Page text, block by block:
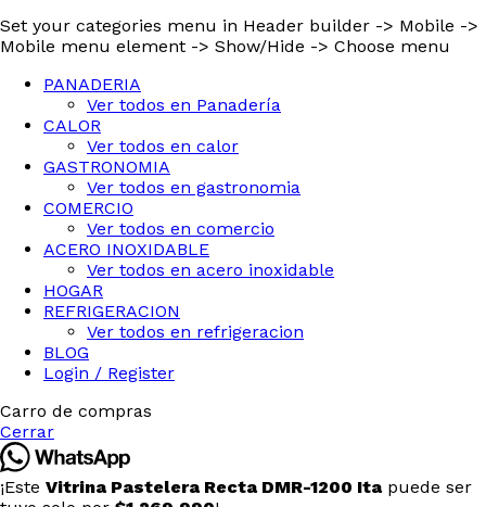
Set your categories menu in Header builder -> Mobile ->
Mobile menu element -> Show/Hide -> Choose menu
PANADERIA
Ver todos en Panadería
CALOR
Ver todos en calor
GASTRONOMIA
Ver todos en gastronomia
COMERCIO
Ver todos en comercio
ACERO INOXIDABLE
Ver todos en acero inoxidable
HOGAR
REFRIGERACION
Ver todos en refrigeracion
BLOG
Login / Register
Carro de compras
Cerrar
¡Este Vitrina Pastelera Recta DMR-1200 Itapuede ser